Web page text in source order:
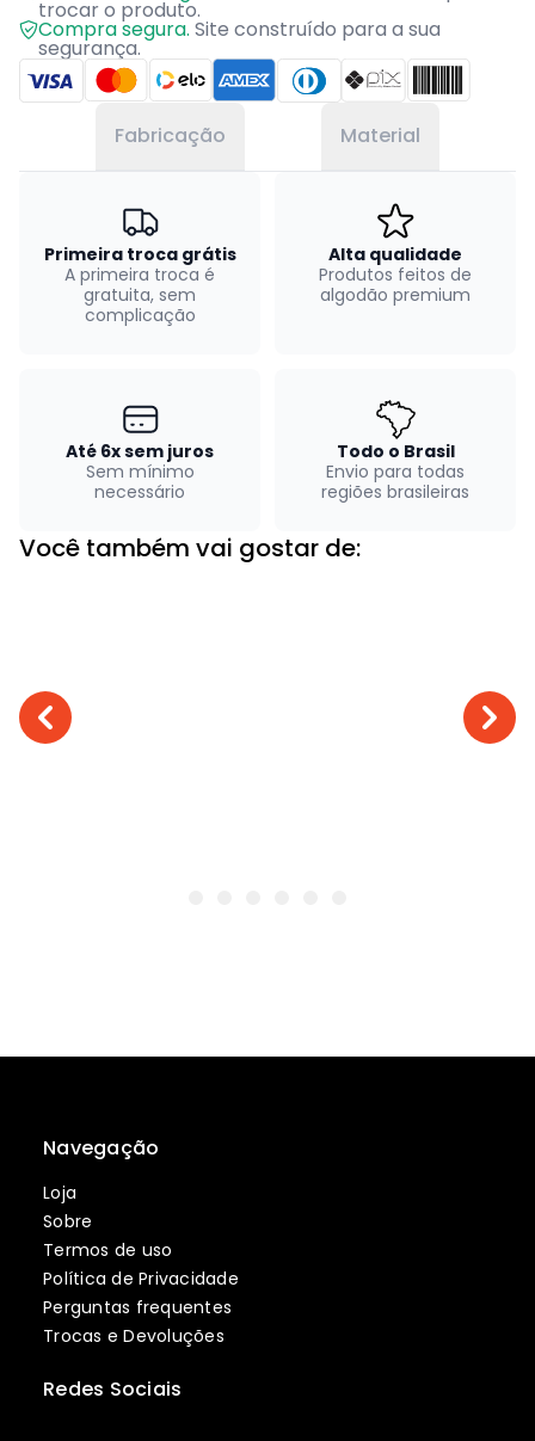
trocar o produto.
Compra segura. Site construído para a sua
segurança.
Fabricação Material
Primeira troca grátis
A primeira troca é
gratuita, sem
complicação
Alta qualidade
Produtos feitos de
algodão premium
Até 6x sem juros
Sem mínimo
necessário
Todo o Brasil
Envio para todas
regiões brasileiras
Você também vai gostar de:
Navegação
Loja
Sobre
Termos de uso
Política de Privacidade
Perguntas frequentes
Trocas e Devoluções
Redes Sociais